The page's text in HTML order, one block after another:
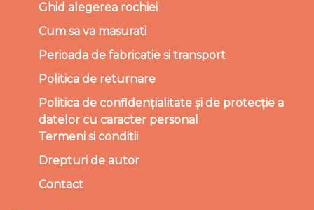
Ghid alegerea rochiei
Cum sa va masurati
Perioada de fabricatie si transport
Politica de returnare
Politica de confidențialitate și de protecție a
datelor cu caracter personal
Termeni si conditii
Drepturi de autor
Contact